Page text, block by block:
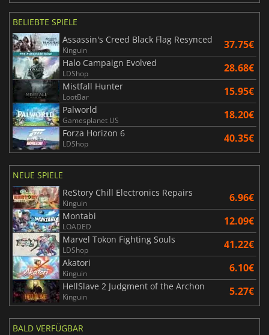
BELIEBTE SPIELE
Assassin's Creed Black Flag Resynced
Kinguin 37.75€
Halo Campaign Evolved
LDShop 28.68€
Mistfall Hunter
LootBar 15.95€
Palworld
Gamesplanet US 18.20€
Forza Horizon 6
LDShop 40.35€
NEUE SPIELE
ReStory Chill Electronics Repairs
Kinguin 6.96€
Montabi
LOADED 12.09€
Marvel Tokon Fighting Souls
LDShop 41.22€
Akatori
Kinguin 6.10€
HellSlave 2 Judgment of the Archon
Kinguin 5.27€
BALD VERFÜGBAR